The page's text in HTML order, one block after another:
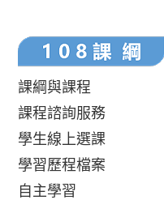
課綱與課程
課程諮詢服務
學生線上選課
學習歷程檔案
自主學習